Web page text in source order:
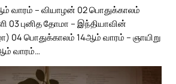
வாரம் – வியாழன் 02 பொதுக்காலம்
03 புனித தோமா – இந்தியாவின்
04 பொதுக்காலம் 14ஆம் வாரம் – ஞாயிறு
வாரம்…